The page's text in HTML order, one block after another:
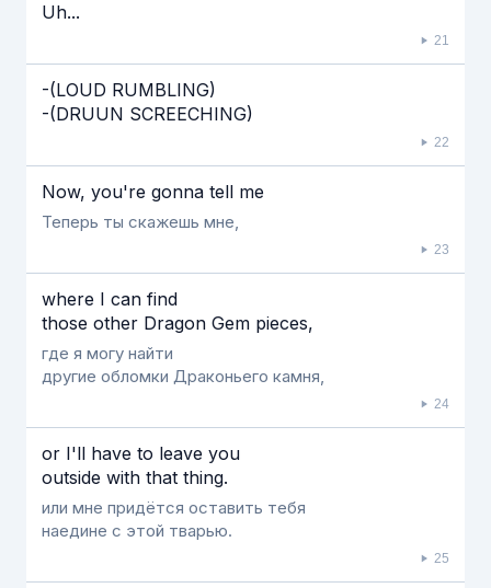
Uh...
21
-(LOUD RUMBLING)
-(DRUUN SCREECHING)
22
Now, you're gonna tell me
Теперь ты скажешь мне,
23
where I can find
those other Dragon Gem pieces,
где я могу найти
другие обломки Драконьего камня,
24
or I'll have to leave you
outside with that thing.
или мне придётся оставить тебя
наедине с этой тварью.
25